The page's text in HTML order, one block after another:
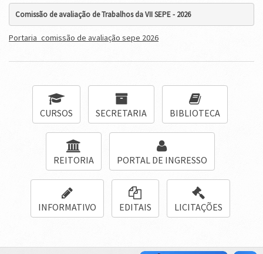
Comissão de avaliação de Trabalhos da VII SEPE - 2026
Portaria_comissão de avaliação sepe 2026
CURSOS SECRETARIA BIBLIOTECA
REITORIA PORTAL DE INGRESSO
INFORMATIVO EDITAIS LICITAÇÕES